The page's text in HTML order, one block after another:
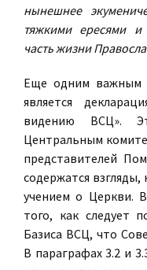
нынешнее
тяжкими ересями
часть жизни
Еще одним важным
является
видению ВСЦ».
Центральным
представителей
содержатся
учением о Церкви.
того, как следует
Базиса ВСЦ, что
В параграфах 3.2 и